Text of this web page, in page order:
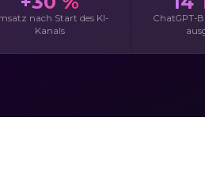
nach Start des KI-
Kanals
ChatGPT-